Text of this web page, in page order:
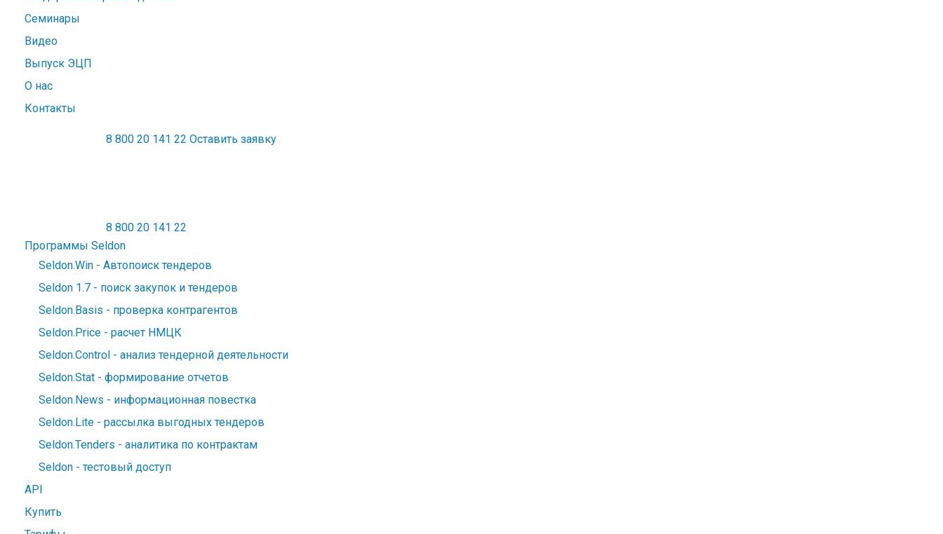
Семинары
Видео
Выпуск ЭЦП
О нас
Контакты
8 800 20 141 22 Оставить заявку
8 800 20 141 22
Программы Seldon
Seldon.Win - Автопоиск тендеров
Seldon 1.7 - поиск закупок и тендеров
Seldon.Basis - проверка контрагентов
Seldon.Price - расчет НМЦК
Seldon.Control - анализ тендерной деятельности
Seldon.Stat - формирование отчетов
Seldon.News - информационная повестка
Seldon.Lite - рассылка выгодных тендеров
Seldon.Tenders - аналитика по контрактам
Seldon - тестовый доступ
API
Купить